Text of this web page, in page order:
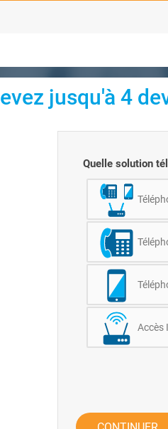
jusqu'à 4
Quelle solution
Accès